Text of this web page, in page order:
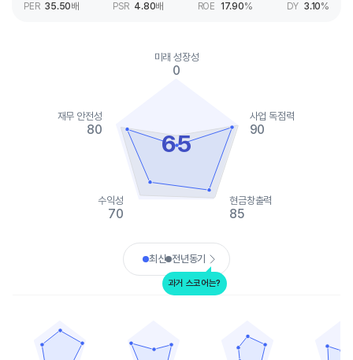
PER 35.50배 PSR 4.80배 ROE 17.90% DY 3.10%
65
미래 성장성
0
사업 독점력
90
현금창출력
85
수익성
70
재무 안전성
80
End of interactive chart.
최신 전년동기
과거 스코어는?
The chart has 1 X axis displaying categories.
The chart has 1 Y axis displaying values. Data ranges from 80
The chart has 1 X axis displaying categories.
The chart has 1 Y axis displaying values.
애브비
The chart has 1 X axis
The chart has 1 Y axis
The